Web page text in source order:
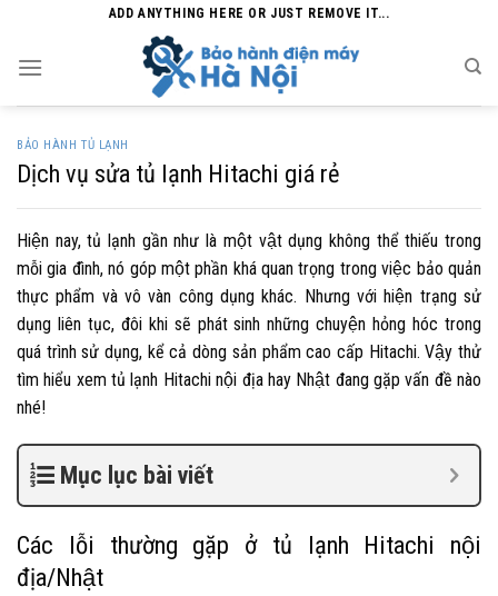
content
ADD ANYTHING HERE OR JUST REMOVE IT...
BẢO HÀNH TỦ LẠNH
Dịch vụ sửa tủ lạnh Hitachi giá rẻ
Hiện nay, tủ lạnh gần như là một vật dụng không thể thiếu trong
mỗi gia đình, nó góp một phần khá quan trọng trong việc bảo quản
thực phẩm và vô vàn công dụng khác. Nhưng với hiện trạng sử
dụng liên tục, đôi khi sẽ phát sinh những chuyện hỏng hóc trong
quá trình sử dụng, kể cả dòng sản phẩm cao cấp Hitachi. Vậy thử
tìm hiểu xemtủ lạnh Hitachi nội địa hay Nhật đang gặp vấn đề nào
nhé!
Mục lục bài viết
Các lỗi thường gặp ở tủ lạnh Hitachi nội
địa/Nhật